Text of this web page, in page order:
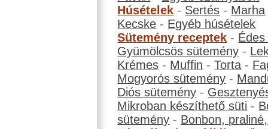
Húsételek - Sertés - Marha
Kecske - Egyéb húsételek
Sütemény receptek -
Gyümölcsös sütemény -
Krémes - Muffin -Torta -
Mogyorós sütemény -
Diós sütemény -
Mikroban készíthető süti -
sütemény - Bonbon,